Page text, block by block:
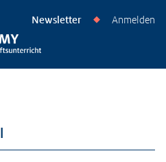
Newsletter ◆ Anmelden